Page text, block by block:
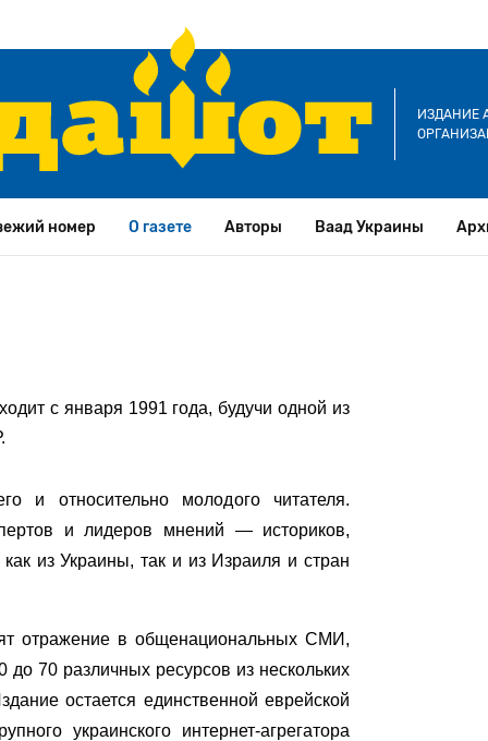
ИЗДАНИЕ
номер О газете Авторы Ваад Украины
с января 1991 года, будучи одной из
и относительно молодого читателя.
и лидеров мнений —историков,
из Украины, так и из Израиля и стран
отражение в общенациональных СМИ,
до 70 различных ресурсов из нескольких
остается единственной еврейской
украинского интернет-агрегатора